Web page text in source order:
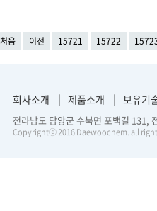
처음 이전 15721 15722
회사소개 제품소개 보유기
전라남도 담양군 수북면 포백길
Copyrightⓒ 2016 Daewoochem. all